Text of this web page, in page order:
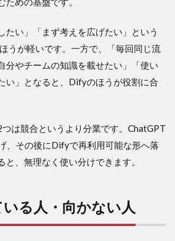
たい」「まず考えを広げたい」という
うが軽いです。一方で、「毎回同じ流
分やチームの知識を載せたい」「使い
い」となると、Difyのほうが役割に合
は競合というより分業です。ChatGPT
、その後にDifyで再利用可能な形へ落
と、無理なく使い分けできます。
る人・向かない人